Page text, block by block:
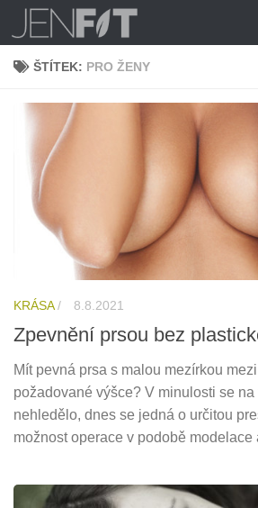
Skip to content
ŠTÍTEK: PRO ŽENY
KRÁSA/ 8.8.2021
Zpevnění prsou bez
Mít pevná prsa s malou mezírkou
požadované výšce? V minulosti se
nehledělo, dnes se jedná o určitou
možnost operace v podobě modelace